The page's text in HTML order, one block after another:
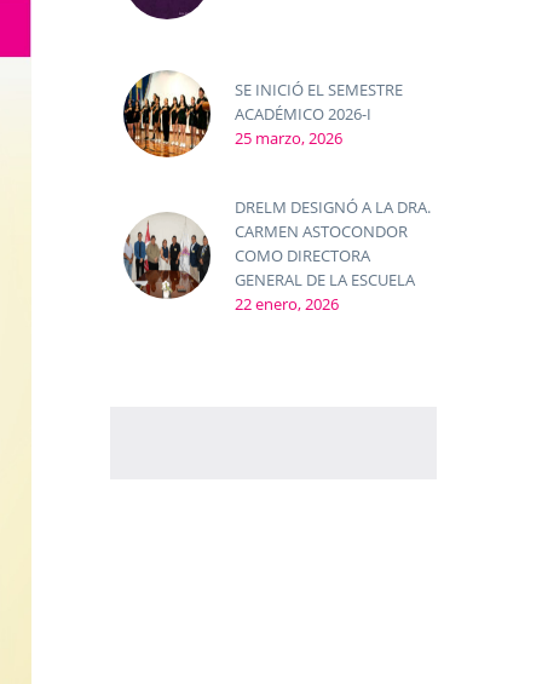
SE INICIÓ EL SEMESTRE
ACADÉMICO 2026-I
25 marzo, 2026
DRELM DESIGNÓ A LA DRA.
CARMEN ASTOCONDOR
COMO DIRECTORA
GENERAL DE LA ESCUELA
22 enero, 2026